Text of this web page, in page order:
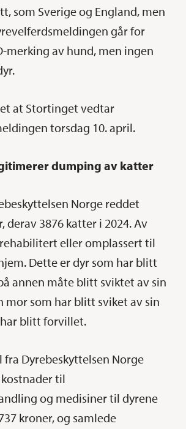
som Sverige og England, men
går for
merking av hund, men ingen
at Stortinget vedtar
torsdag 10. april.
dumping av katter
Norge reddet
derav 3876 katter i 2024. Av
eller omplassert til
Dette er dyr som har blitt
annen måte blitt sviktet av sin
mor som har blitt sviket av sin
blitt forvillet.
fra Dyrebeskyttelsen Norge
til
og medisiner til dyrene
kroner, og samlede